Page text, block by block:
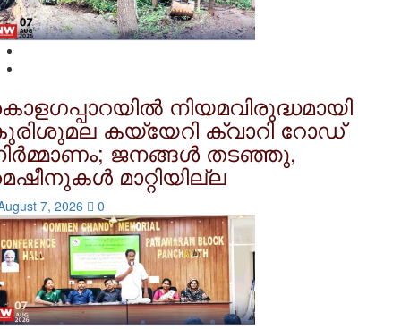
നിയമവിരുദ്ധമായി
കയ്യേറി ക്വാറി റോഡ്
ജനങ്ങൾ തടഞ്ഞു,
മാറ്റിയില്ല
7, 2026 0